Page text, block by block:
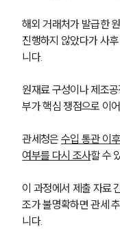
해외 거래처가 발급한
진행하지 않았다가 사
니다.
원재료 구성이나 제조
부가 핵심 쟁점으로 이
관세청은 수입 통관 이
여부를 다시 조사할 수
이 과정에서 제출 자료
조가 불명확하면 관세
니다.